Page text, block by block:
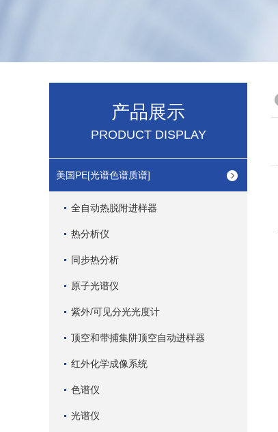
产品展示
PRODUCT DISPLAY
美国PE[光谱色谱质谱]
全自动热脱附进样器
热分析仪
同步热分析
原子光谱仪
紫外/可见分光光度计
顶空和带捕集阱顶空自动进样器
红外化学成像系统
色谱仪
光谱仪